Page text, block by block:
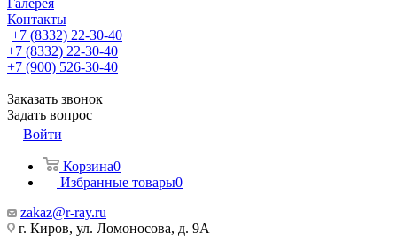
Галерея
Контакты
+7 (8332) 22-30-40
+7 (8332) 22-30-40
+7 (900) 526-30-40
Заказать звонок
Задать вопрос
Войти
Корзина0
Избранные товары0
zakaz@r-ray.ru
г. Киров, ул. Ломоносова, д. 9А